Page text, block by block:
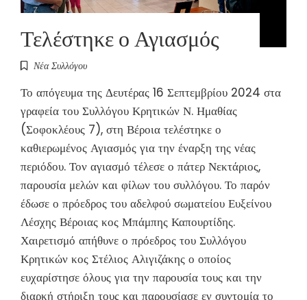
Τελέστηκε ο Αγιασμός
Νέα Συλλόγου
Το απόγευμα της Δευτέρας 16 Σεπτεμβρίου 2024 στα
γραφεία του Συλλόγου Κρητικών Ν. Ημαθίας
(Σοφοκλέους 7), στη Βέροια τελέστηκε ο
καθιερωμένος Αγιασμός για την έναρξη της νέας
περιόδου. Τον αγιασμό τέλεσε ο πάτερ Νεκτάριος,
παρουσία μελών και φίλων του συλλόγου. Το παρόν
έδωσε ο πρόεδρος του αδελφού σωματείου Ευξείνου
Λέσχης Βέροιας κος Μπάμπης Καπουρτίδης.
Χαιρετισμό απήθυνε ο πρόεδρος του Συλλόγου
Κρητικών κος Στέλιος Αλιγιζάκης ο οποίος
ευχαρίστησε όλους για την παρουσία τους και την
διαρκή στήριξη τους και παρουσίασε εν συντομία το